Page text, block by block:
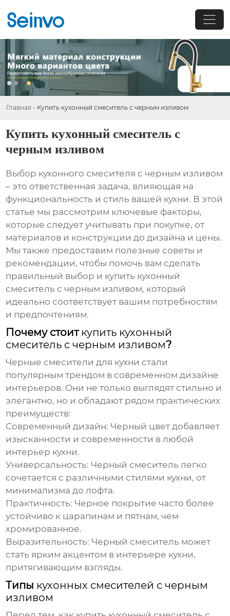
Главная - Купить кухонный смеситель с черным изливом
Купить кухонный смеситель с
черным изливом
Выбор кухонного смесителя с черным изливом
– это ответственная задача, влияющая на
функциональность и стиль вашей кухни. В этой
статье мы рассмотрим ключевые факторы,
которые следует учитывать при покупке, от
материалов и конструкции до дизайна и цены.
Мы также предоставим полезные советы и
рекомендации, чтобы помочь вам сделать
правильный выбор и купить кухонный
смеситель с черным изливом, который
идеально соответствует вашим потребностям
и предпочтениям.
Почему стоит купить кухонный
смеситель с черным изливом?
Черные смесители для кухни стали
популярным трендом в современном дизайне
интерьеров. Они не только выглядят стильно и
элегантно, но и обладают рядом практических
преимуществ:
Современный дизайн: Черный цвет добавляет
изысканности и современности в любой
интерьер кухни.
Универсальность: Черный смеситель легко
сочетается с различными стилями кухни, от
минимализма до лофта.
Практичность: Черное покрытие часто более
устойчиво к царапинам и пятнам, чем
хромированное.
Выразительность: Черный смеситель может
стать ярким акцентом в интерьере кухни,
притягивающим взгляды.
Типы кухонных смесителей с черным
изливом